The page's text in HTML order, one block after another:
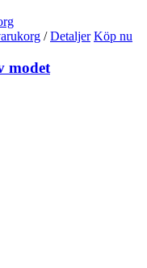
/ Detaljer Köp nu
modet